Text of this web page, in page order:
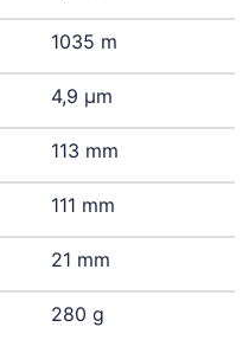
1035 m
4,9 µm
113 mm
111 mm
21 mm
280 g